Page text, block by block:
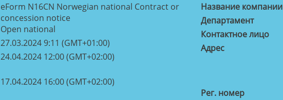
eForm N16CN Norwegian national Contract or
concession notice
Open national
27.03.2024 9:11 (GMT+01:00)
24.04.2024 12:00 (GMT+02:00)
17.04.2024 16:00 (GMT+02:00)
Название компании
Департамент
Контактное лицо
Aдрес
Рег. номер